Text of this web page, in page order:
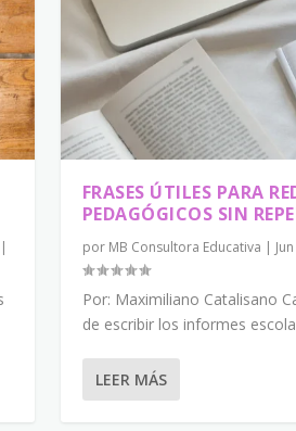
|
FRASES ÚTILES PARA
PEDAGÓGICOS SIN
por MB Consultora Educativa |
Por: Maximiliano Catalisano
de escribir los informes
LEER MÁS